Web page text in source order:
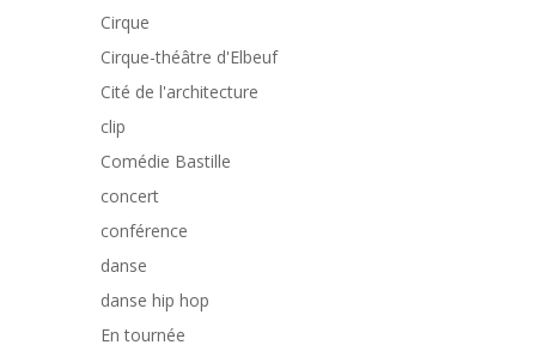
Cirque
Cirque-théâtre d'Elbeuf
Cité de l'architecture
clip
Comédie Bastille
concert
conférence
danse
danse hip hop
En tournée